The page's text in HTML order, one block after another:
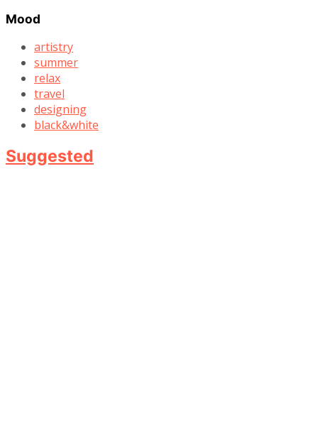
Mood
artistry
summer
relax
travel
designing
black&white
Suggested